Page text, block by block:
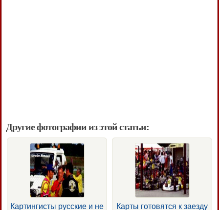
Другие фотографии из этой статьи:
Картингисты русские и не
Карты готовятся к заезду